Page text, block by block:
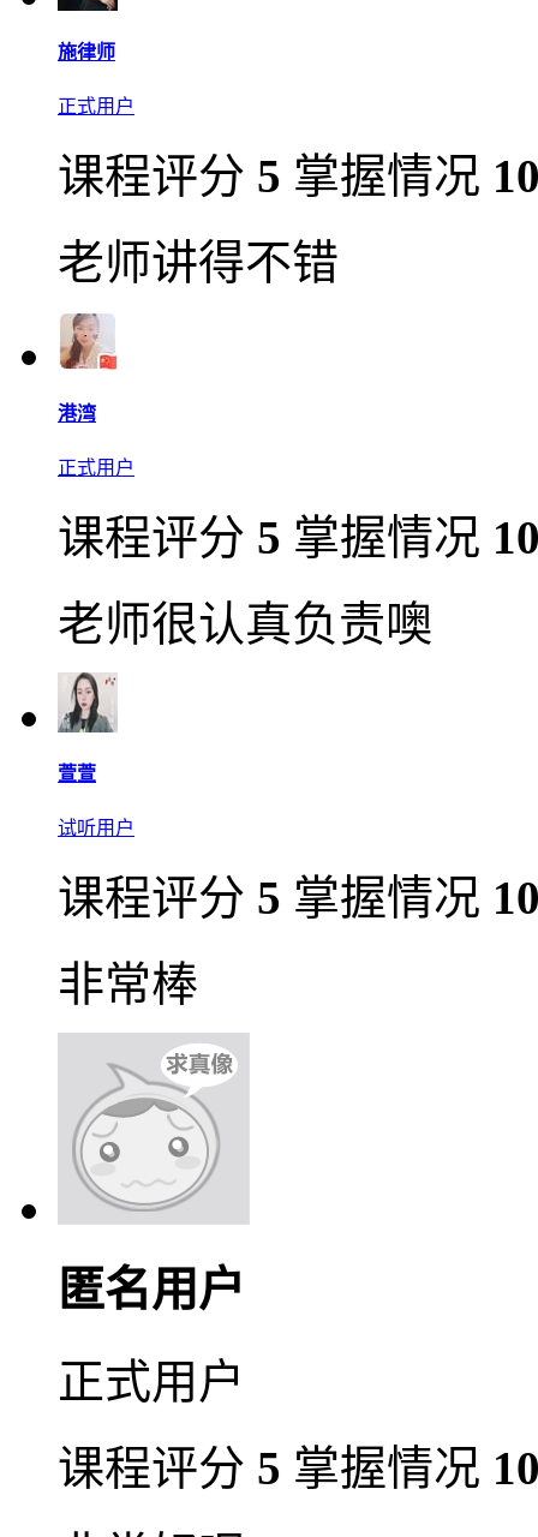
施律师
正式用户
课程评分 5 掌握情况
老师讲得不错
港湾
正式用户
课程评分 5 掌握情况
老师很认真负责噢
萱萱
试听用户
课程评分 5 掌握情况
非常棒
匿名用户
正式用户
课程评分 5 掌握情况